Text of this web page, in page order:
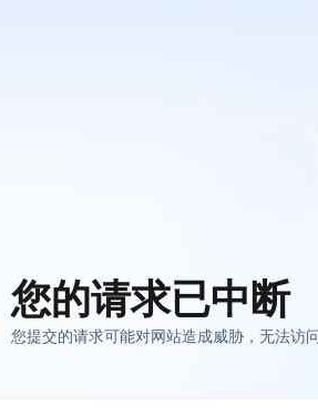
您的请求已中断
您提交的请求可能对网站造成威胁，无法访问